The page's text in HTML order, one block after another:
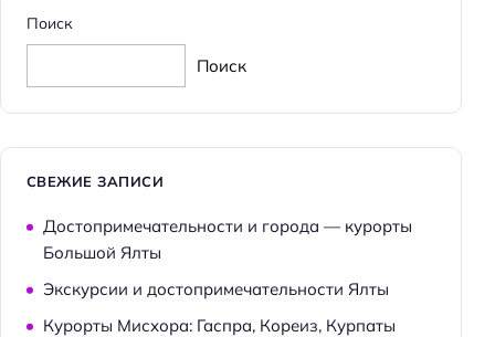
Поиск
Поиск
СВЕЖИЕ ЗАПИСИ
Достопримечательности и города — курорты
Большой Ялты
Экскурсии и достопримечательности Ялты
Курорты Мисхора: Гаспра, Кореиз, Курпаты